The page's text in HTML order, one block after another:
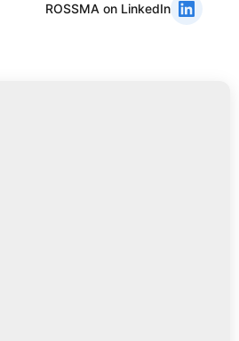
ROSSMA on LinkedIn